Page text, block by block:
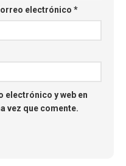
electrónico*
electrónico y web en
vez que comente.